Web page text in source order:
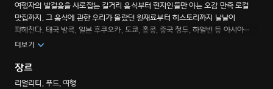
여행자의 발걸음을 사로잡는 길거리 음식부터 현지인들만 아는 오감 만족 로컬
맛집까지. 그 음식에 관한 우리가 몰랐던 원재료부터 히스토리까지 낱낱이
파헤친다. 태국 방콕, 일본 후쿠오카, 도쿄, 홍콩, 중국 청두, 하얼빈 등 아시아
골목 곳곳에 숨어 있는 맛있는 음식을 찾아 스트리트 파이터, ‘백종원’과 함께
더보기
장르
리얼리티, 푸드, 여행